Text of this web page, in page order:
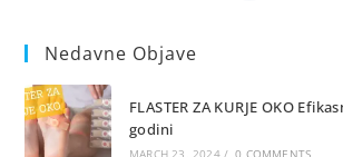
Nedavne Objave
FLASTER ZA KURJE OKO
godini
MARCH 23, 2024 / 0 COMMENTS